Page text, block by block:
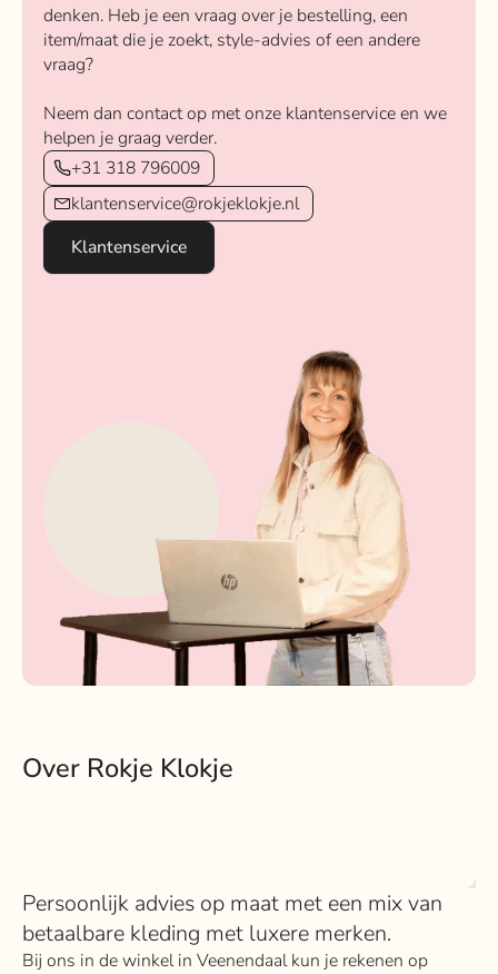
denken. Heb je een vraag over je bestelling, een
item/maat die je zoekt, style-advies of een andere
vraag?
Neem dan contact op met onze klantenservice en we
helpen je graag verder.
+31 318 796009
klantenservice@rokjeklokje.nl
Klantenservice
Over Rokje Klokje
Persoonlijk advies op maat met een mix van
betaalbare kleding met luxere merken.
Bij ons in de winkel in Veenendaal kun je rekenen op